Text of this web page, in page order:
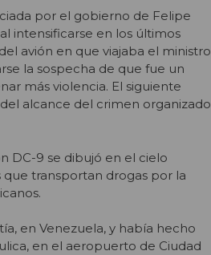
por el gobierno de Felipe
intensificarse en los últimos
avión en que viajaba el ministro
la sospecha de que fue un
más violencia. El siguiente
alcance del crimen organizado
DC-9 se dibujó en el cielo
transportan drogas por la
en Venezuela, y había hecho
en el aeropuerto de Ciudad